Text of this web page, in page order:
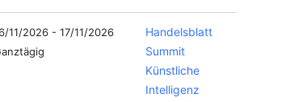
11/2026 - 17/11/2026
Handelsblatt
Summit
Künstliche
Intelligenz